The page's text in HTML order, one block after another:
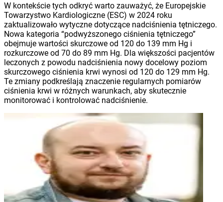
W kontekście tych odkryć warto zauważyć, że Europejskie
Towarzystwo Kardiologiczne (ESC) w 2024 roku
zaktualizowało wytyczne dotyczące nadciśnienia tętniczego.
Nowa kategoria “podwyższonego ciśnienia tętniczego”
obejmuje wartości skurczowe od 120 do 139 mm Hg i
rozkurczowe od 70 do 89 mm Hg. Dla większości pacjentów
leczonych z powodu nadciśnienia nowy docelowy poziom
skurczowego ciśnienia krwi wynosi od 120 do 129 mm Hg.
Te zmiany podkreślają znaczenie regularnych pomiarów
ciśnienia krwi w różnych warunkach, aby skutecznie
monitorować i kontrolować nadciśnienie.